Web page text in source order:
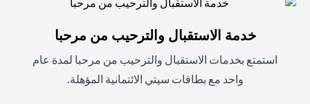
خدمة الاستقبال والترحيب من مرحبا
استمتع بخدمات الاستقبال والترحيب من مرحبا لمدة عام
واحد مع بطاقات سيتي الائتمانية المؤهلة.